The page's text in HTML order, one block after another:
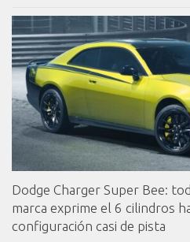
Dodge Charger Super Bee:
marca exprime el 6 cilindros
configuración casi de pista